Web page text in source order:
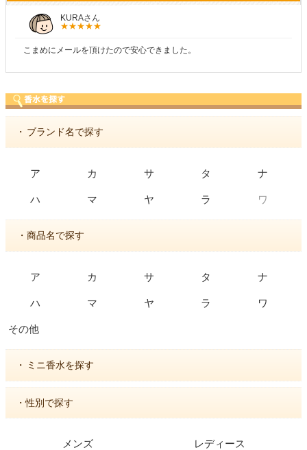
KURAさん
こまめにメールを頂けたので安心できました。
・ ブランド名で探す
ア カ サ タ ナ
ハ マ ヤ ラ ワ
・商品名で探す
ア カ サ タ ナ
ハ マ ヤ ラ ワ
その他
・ ミニ香水を探す
・性別で探す
メンズ レディース